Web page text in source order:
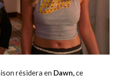
résidera en Dawn,ce